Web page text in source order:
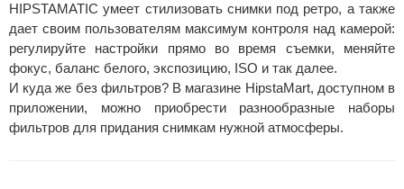
HIPSTAMATIC умеет стилизовать снимки под ретро, а также
дает своим пользователям максимум контроля над камерой:
регулируйте настройки прямо во время съемки, меняйте
фокус, баланс белого, экспозицию, ISO и так далее.
И куда же без фильтров? В магазине HipstaMart, доступном в
приложении, можно приобрести разнообразные наборы
фильтров для придания снимкам нужной атмосферы.